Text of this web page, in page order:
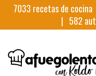
7033 recetas de
| 582